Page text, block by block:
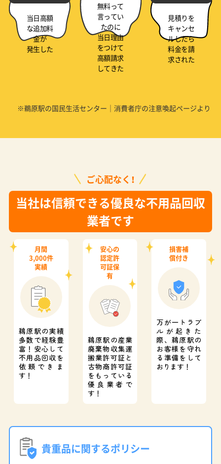
当日高額
な追加料
金が
発生した
無料って
言ってい
たのに
当日理由
をつけて
高額請求
してきた
見積りを
キャンセ
ルしたら
料金を請
求された
※鵜原駅の国民生活センター｜消費者庁の注意喚起ページより
ご心配なく！
当社は信頼できる優良な不用品回収
業者です
月間
3,000件
実績
鵜原駅の実績
多数で経験豊
富！ 安心して
不用品回収を
依頼できま
す！
安心の
認定許
可証保
有
鵜原駅の産業
廃棄物収集運
搬業許可証と
古物商許可証
をもっている
優良業者で
す！
損害補
償付き
万が一トラブ
ルが起きた
際、鵜原駅の
お客様を守れ
る準備をして
おります！
貴重品に関するポリシー